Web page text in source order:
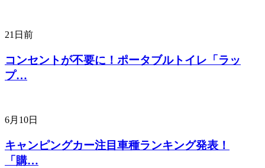
21日前
コンセントが不要に！ポータブルトイレ「ラッ
プ…
6月10日
キャンピングカー注目車種ランキング発表！
「購…